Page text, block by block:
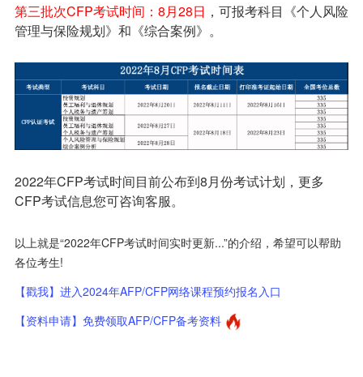
第三批次CFP考试时间：8月28日 ，可报考科目《个人风险
管理与保险规划》和《综合案例》。
2022年CFP考试时间目前公布到8月份考试计划，更多
CFP考试信息您可咨询客服。
以上就是“2022年CFP考试时间实时更新...”的介绍，希望可以帮助
各位考生!
【戳我】进入2024年AFP/CFP网络课程预约报名入口
【资料申请】免费领取AFP/CFP备考资料